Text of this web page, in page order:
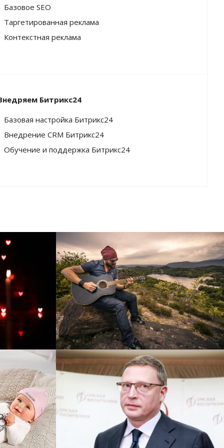
Базовое SEO
Таргетированная реклама
Контекстная реклама
Битрикс24
Базовая настройка Битрикс24
Внедрение CRM Битрикс24
Обучение и поддержка Битрикс24
Перевод интернет-магазина
Guitaramania.ru на 1С-
Битрикс
Смотреть проект
Сайт кандидата в
губернаторы Буркова
Александра Леонидовича